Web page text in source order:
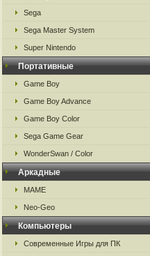
Sega
Sega Master System
Super Nintendo
Портативные
Game Boy
Game Boy Advance
Game Boy Color
Sega Game Gear
WonderSwan / Color
Аркадные
MAME
Neo-Geo
Компьютеры
Современные Игры для ПК